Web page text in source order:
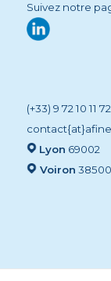
Suivez notre
(+33) 9 72 10 11 72
Lyon 69002
Voiron 38500